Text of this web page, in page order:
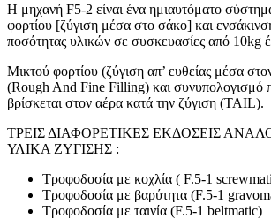
Η μηχανή F5-2 είναι ένα ημιαυτόματο
φορτίου [ζύγιση μέσα στο σάκο] και
ποσότητας υλικών σε συσκευασίες από 10kg
Μικτού φορτίου (ζύγιση απ’ ευθείας μέσα
(Rough And Fine Filling) και συνυπολογισμό
βρίσκεται στον αέρα κατά την ζύγιση (ΤΑΙL).
ΤΡΕΙΣ ΔΙΑΦΟΡΕΤΙΚΕΣ ΕΚΔΟΣΕΙΣ
ΥΛΙΚΑ ΖΥΓΙΣΗΣ :
Τροφοδοσία με κοχλία ( F.5-1
Τροφοδοσία με βαρύτητα (F.5-1
Τροφοδοσία με ταινία (F.5-1 beltmatic)